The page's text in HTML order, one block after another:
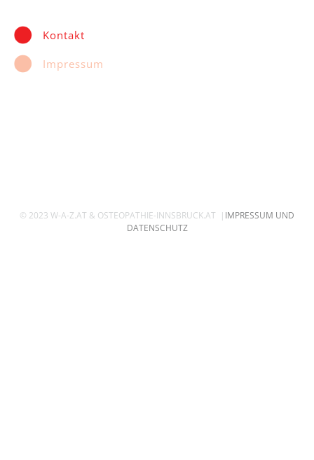
Kontakt
Impressum
© 2023 W-A-Z.AT & OSTEOPATHIE-INNSBRUCK.AT | IMPRESSUM UND
DATENSCHUTZ